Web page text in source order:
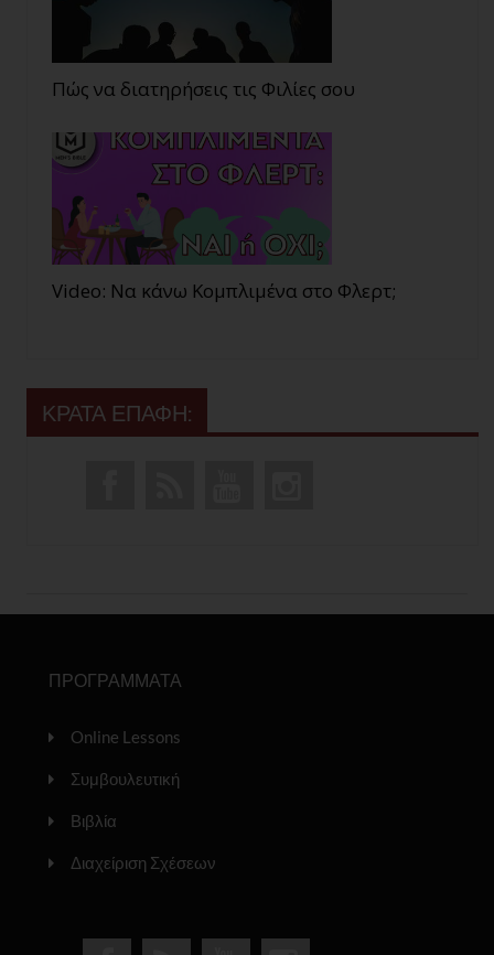
Πώς να διατηρήσεις τις Φιλίες σου
Video: Να κάνω Κομπλιμένα στο Φλερτ;
ΚΡΑΤΑ ΕΠΑΦΗ:
ΠΡΟΓΡΑΜΜΑΤΑ
Online Lessons
Συμβουλευτική
Βιβλία
Διαχείριση Σχέσεων